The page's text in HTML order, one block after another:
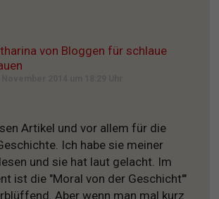
von Bloggen für schlaue
Artikel und vor allem für die
Ich habe sie meiner
und sie hat laut gelacht. Im
ist die "Moral von der Geschicht'"
Aber wenn man mal kurz